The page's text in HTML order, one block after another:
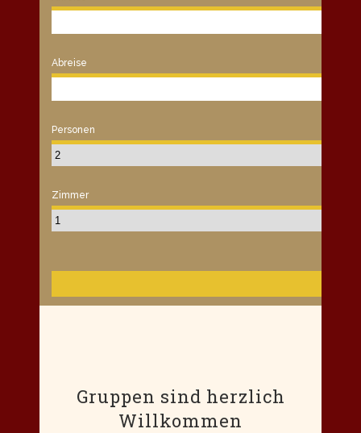
Abreise
Personen
Zimmer
Gruppen sind herzlich
Willkommen